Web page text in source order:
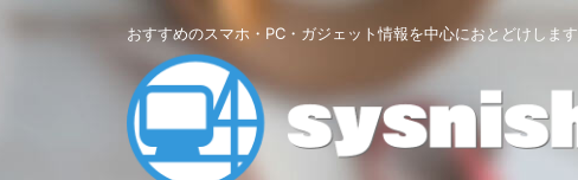
おすすめのスマホ・PC・ガジェット情報を中心におとどけします